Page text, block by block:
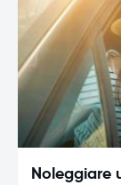
Noleggiare